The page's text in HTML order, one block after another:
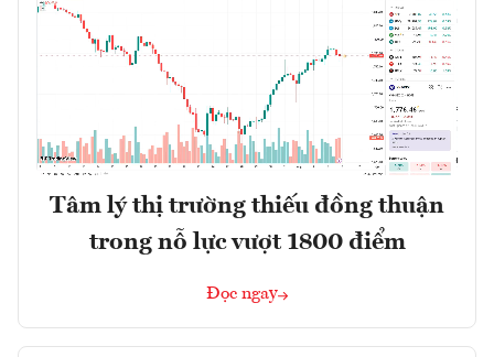
Tâm lý thị trường thiếu đồng thuận
trong nỗ lực vượt 1800 điểm
Đọc ngay